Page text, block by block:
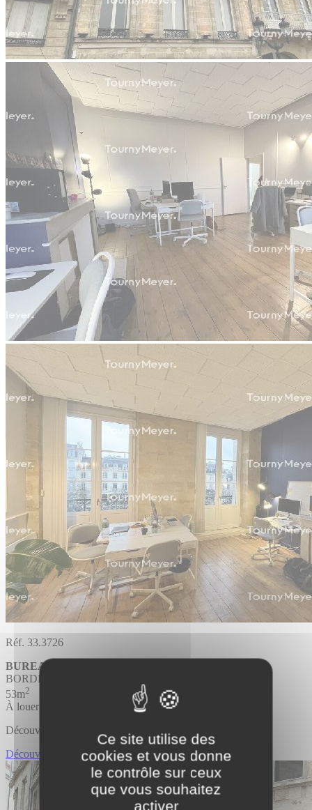
Ce site utilise des
cookies et vous donne
le contrôle sur ceux
que vous souhaitez
activer
Réf. 33.3726
BUREAUX
BORDEAUX
53m2
À louer
Découvrir l'offre
Découvrir BUREAUX